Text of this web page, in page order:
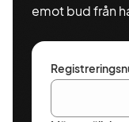
emot bud från